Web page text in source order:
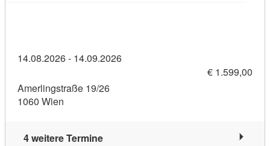
14.08.2026 - 14.09.2026
€ 1.599,00
Amerlingstraße 19/26
1060 Wien
4 weitere Termine